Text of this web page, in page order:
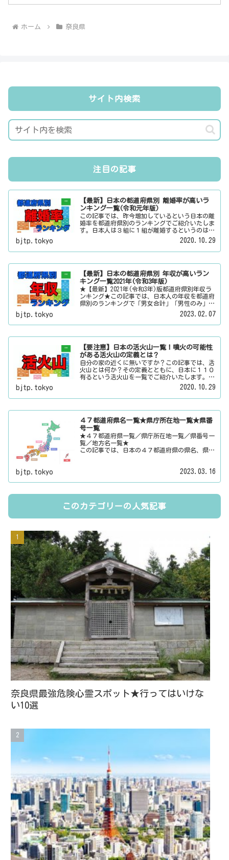
ホーム 奈良県
サイト内検索
注目の記事
【最新】日本の都道府県別 離婚率が高いラ
ンキング一覧(令和元年版)
この記事では、昨今増加しているという日本の離
婚率を都道府県別のランキングでご紹介いたしま
す。日本人は３組に１組が離婚するというのは本
当なのかその真偽は？その他にも、大日本観光新
聞では、方言・お土産・名物・観光スポット・デ
ートスポット・パワースポット・心霊スポットな
しています。
bjtp.tokyo 2020.10.29
【最新】日本の都道府県別 年収が高いラン
キング一覧2021年(令和3年版)
★【最新】2021年(令和3年)版都道府県別年収ラ
ンキング★この記事では、日本人の年収を都道府
県別のランキングで「男女合計」「男性のみ」
「女性のみ」の３パターンでご紹介いたします。
また、月給と賞与（ボーナス）、平均年齢と平均
の勤続年数についても表示しています。
bjtp.tokyo 2023.02.07
【要注意】日本の活火山一覧！噴火の可能性
がある活火山の定義とは？
自分の家の近くに無いですか？この記事では、活
火山とは何か？その定義とともに、日本に１１０
有るという活火山を一覧でご紹介いたします。そ
の他にも、大日本観光新聞では、方言・お土産・
名物・観光スポット・デートスポット・パワース
ポット・心霊スポットなどの各都道府県の観光情
bjtp.tokyo 2020.10.29
４７都道府県名一覧★県庁所在地一覧★県番
号一覧
★４７都道府県一覧／県庁所在地一覧／県番号一
覧／地方名一覧★
この記事では、日本の４７都道府県の県名、県庁
のリンク先にはその地域に関する記事をご用意し
bjtp.tokyo 2023.03.16
このカテゴリーの人気記事
奈良県最強危険心霊スポット★行ってはいけな
い10選